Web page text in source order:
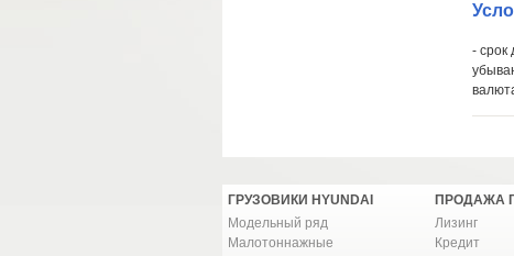
- срок
ГРУЗОВИКИ HYUNDAI
Модельный ряд
Малотоннажные
ПРОДАЖА
Лизинг
Кредит